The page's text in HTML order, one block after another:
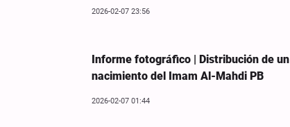
2026-02-07 23:56
Informe fotográfico | Distribución de
nacimiento del Imam Al-Mahdi PB
2026-02-07 01:44